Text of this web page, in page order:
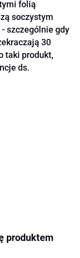
folią
soczystym
szczególnie gdy
30
taki produkt,
ds.
produktem